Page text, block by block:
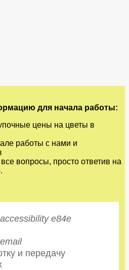
для начала работы:
цены на цветы в
работы с нами и
вопросы, просто ответив на
accessibility e84e
email
и передачу